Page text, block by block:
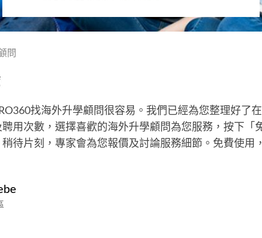
問
找海外升學顧問很容易。我們已經為您整理好了
用次數，選擇喜歡的海外升學顧問為您服務，按下「
待片刻，專家會為您報價及討論服務細節。免費使用